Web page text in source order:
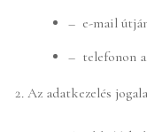
– e-mail
– telefonon a
Az adatkezelés